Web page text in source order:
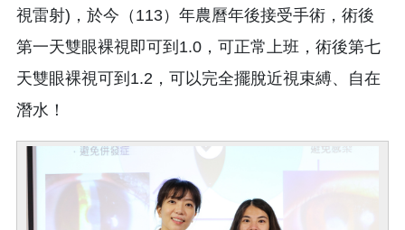
視雷射)，於今（113）年農曆年後接受手術，術後
第一天雙眼裸視即可到1.0，可正常上班，術後第七
天雙眼裸視可到1.2，可以完全擺脫近視束縛、自在
潛水！